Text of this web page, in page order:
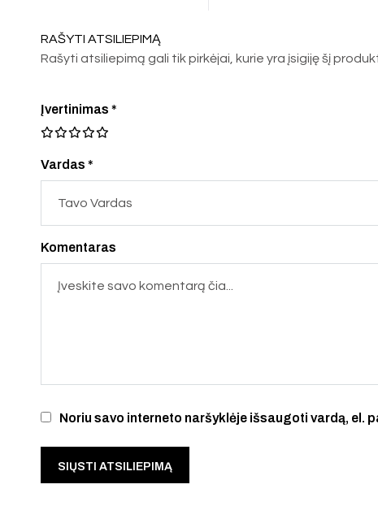
RAŠYTI ATSILIEPIMĄ
Rašyti atsiliepimą gali tik pirkėjai, kurie yra įsigiję šį
Vardas *
Noriu savo interneto naršyklėje išsaugoti vardą, el.
Įvertinimas*
Komentaras